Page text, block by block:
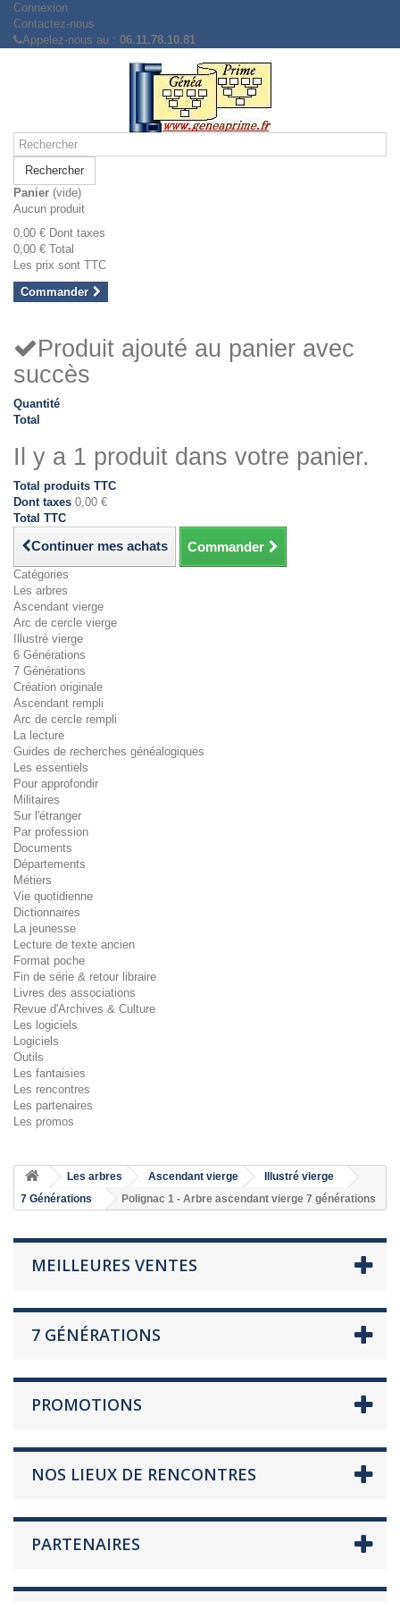
Connexion
Contactez-nous
Appelez-nous au : 06.11.78.10.81
Rechercher
Panier (vide)
Aucun produit
0,00 € Dont taxes
0,00 € Total
Les prix sont TTC
Commander
Produit ajouté au panier avec
succès
Quantité
Total
Il y a 1 produit dans votre panier.
Total produits TTC
Dont taxes 0,00 €
Total TTC
Continuer mes achats Commander
Catégories
Les arbres
Ascendant vierge
Arc de cercle vierge
Illustré vierge
6 Générations
7 Générations
Création originale
Ascendant rempli
Arc de cercle rempli
La lecture
Guides de recherches généalogiques
Les essentiels
Pour approfondir
Militaires
Sur l'étranger
Par profession
Documents
Départements
Métiers
Vie quotidienne
Dictionnaires
La jeunesse
Lecture de texte ancien
Format poche
Fin de série & retour libraire
Livres des associations
Revue d'Archives & Culture
Les logiciels
Logiciels
Outils
Les fantaisies
Les rencontres
Les partenaires
Les promos
Les arbres Ascendant vierge
Illustré vierge
7 Générations
Polignac 1 - Arbre ascendant vierge 7 générations
MEILLEURES VENTES
7 GÉNÉRATIONS
PROMOTIONS
NOS LIEUX DE RENCONTRES
PARTENAIRES